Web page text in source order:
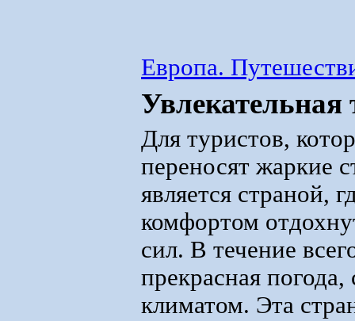
Европа.
Увлекательная
Для туристов,
переносят жаркие
является страной,
комфортом
сил. В течение
прекрасная
климатом. Эта